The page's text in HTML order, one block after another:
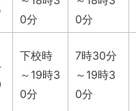
0分
0分
下校時
～19時3
0分
7時30分
～19時3
0分